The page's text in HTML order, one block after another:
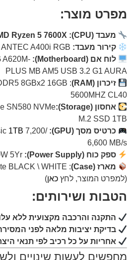
מפרט מוצר:
מעבד (CPU): AMD Ryzen 5 7600X
קירור מעבד:
לוח אם (Motherboard):
A620M-
PLUS MB AM5 USB 3.2 G1 AURA
זיכרון (RAM)
8GBx2 16GB
5600MHZ CL40
אחסון (Storage):
SN580 NVMe
M.2 SSD 1TB
כרטיס מסך (GPU):
Kioxia Exceria Basic
1TB 7,200/
6,600 MB/s
ספק כוח (Power Supply):
FSP Hydro PRO 700W 5Yr
מארז (Case)
BLACK \ WHITE
(למפרט המוצר, לחץ כאן)
הטבות ושירותים:
התקנה והרכבה מקצועית ללא
בדיקת יציבות מלאה לפני
אחריות על כל רכיב לפי תנאי
מחפשים לעשות שינויים